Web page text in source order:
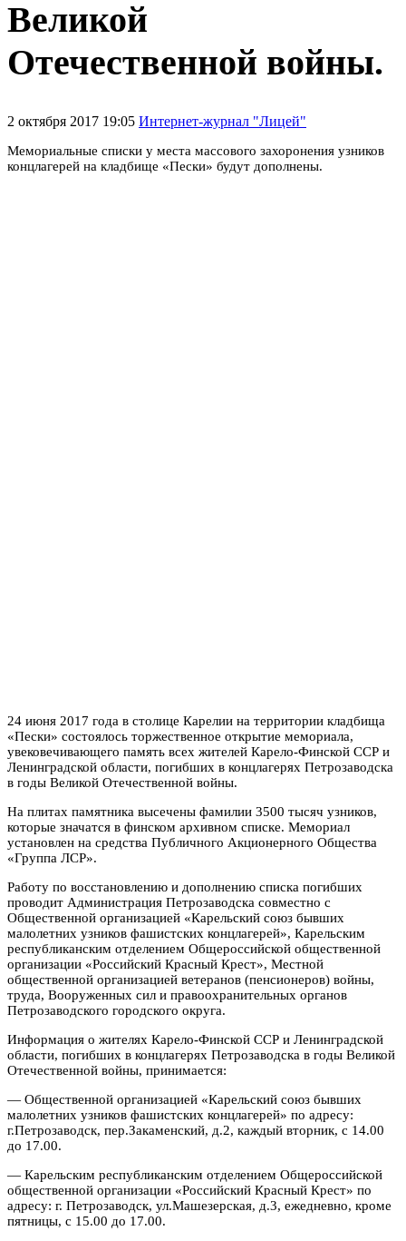
Великой
Отечественной войны.
2 октября 2017 19:05 Интернет-журнал "Лицей"
Мемориальные списки у места массового захоронения узников
концлагерей на кладбище «Пески» будут дополнены.
24 июня 2017 года в столице Карелии на территории кладбища
«Пески» состоялось торжественное открытие мемориала,
увековечивающего память всех жителей Карело-Финской ССР и
Ленинградской области, погибших в концлагерях Петрозаводска
в годы Великой Отечественной войны.
На плитах памятника высечены фамилии 3500 тысяч узников,
которые значатся в финском архивном списке. Мемориал
установлен на средства Публичного Акционерного Общества
«Группа ЛСР».
Работу по восстановлению и дополнению списка погибших
проводит Администрация Петрозаводска совместно с
Общественной организацией «Карельский союз бывших
малолетних узников фашистских концлагерей», Карельским
республиканским отделением Общероссийской общественной
организации «Российский Красный Крест», Местной
общественной организацией ветеранов (пенсионеров) войны,
труда, Вооруженных сил и правоохранительных органов
Петрозаводского городского округа.
Информация о жителях Карело-Финской ССР и Ленинградской
области, погибших в концлагерях Петрозаводска в годы Великой
Отечественной войны, принимается:
— Общественной организацией «Карельский союз бывших
малолетних узников фашистских концлагерей» по адресу:
г.Петрозаводск, пер.Закаменский, д.2, каждый вторник, с 14.00
до 17.00.
— Карельским республиканским отделением Общероссийской
общественной организации «Российский Красный Крест» по
адресу: г. Петрозаводск, ул.Машезерская, д.3, ежедневно, кроме
пятницы, с 15.00 до 17.00.